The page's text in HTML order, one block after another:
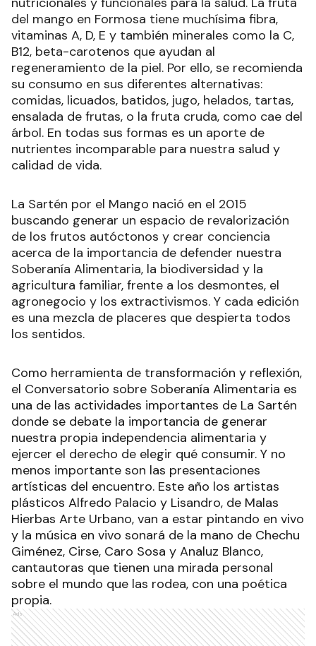
del mango en Formosa tiene muchísima fibra,
vitaminas A, D, E y también minerales como la C,
B12, beta-carotenos que ayudan al
regeneramiento de la piel. Por ello, se recomienda
su consumo en sus diferentes alternativas:
comidas, licuados, batidos, jugo, helados, tartas,
ensalada de frutas, o la fruta cruda, como cae del
árbol. En todas sus formas es un aporte de
nutrientes incomparable para nuestra salud y
calidad de vida.
La Sartén por el Mango nació en el 2015
buscando generar un espacio de revalorización
de los frutos autóctonos y crear conciencia
acerca de la importancia de defender nuestra
Soberanía Alimentaria, la biodiversidad y la
agricultura familiar, frente a los desmontes, el
agronegocio y los extractivismos. Y cada edición
es una mezcla de placeres que despierta todos
los sentidos.
Como herramienta de transformación y reflexión,
el Conversatorio sobre Soberanía Alimentaria es
una de las actividades importantes de La Sartén
donde se debate la importancia de generar
nuestra propia independencia alimentaria y
ejercer el derecho de elegir qué consumir. Y no
menos importante son las presentaciones
artísticas del encuentro. Este año los artistas
plásticos Alfredo Palacio y Lisandro, de Malas
Hierbas Arte Urbano, van a estar pintando en vivo
y la música en vivo sonará de la mano de Chechu
Giménez, Cirse, Caro Sosa y Analuz Blanco,
cantautoras que tienen una mirada personal
sobre el mundo que las rodea, con una poética
propia.
Ads